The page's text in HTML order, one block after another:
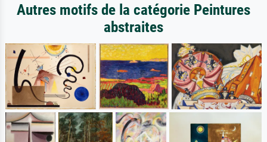
Autres motifs de la catégorie Peintures
abstraites